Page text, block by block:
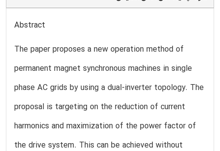
Abstract
The paper proposes a new operation method of
permanent magnet synchronous machines in single
phase AC grids by using a dual-inverter topology. The
proposal is targeting on the reduction of current
harmonics and maximization of the power factor of
the drive system. This can be achieved without